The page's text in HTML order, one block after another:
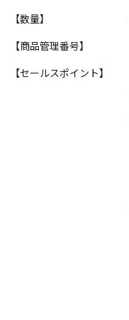
【数量】
【商品管理番号】
【セールスポイント】